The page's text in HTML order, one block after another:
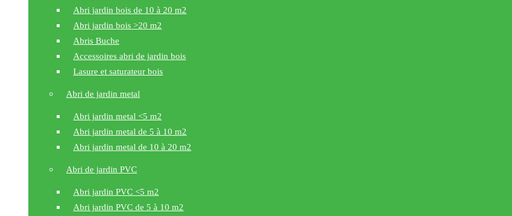
Abri jardin bois de 10 à 20 m2
Abri jardin bois >20 m2
Abris Buche
Accessoires abri de jardin bois
Lasure et saturateur bois
Abri de jardin metal
Abri jardin metal <5 m2
Abri jardin metal de 5 à 10 m2
Abri jardin metal de 10 à 20 m2
Abri de jardin PVC
Abri jardin PVC <5 m2
Abri jardin PVC de 5 à 10 m2